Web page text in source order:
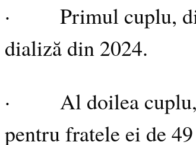
· Primul cuplu, din
dializă din 2024.
· Al doilea cuplu,
pentru fratele ei de